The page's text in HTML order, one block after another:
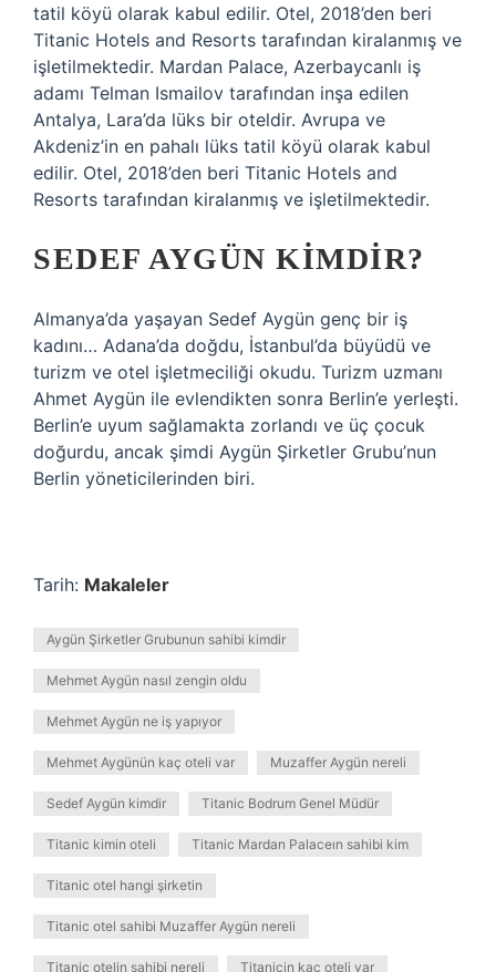
tatil köyü olarak kabul edilir. Otel, 2018’den beri
Titanic Hotels and Resorts tarafından kiralanmış ve
işletilmektedir. Mardan Palace, Azerbaycanlı iş
adamı Telman Ismailov tarafından inşa edilen
Antalya, Lara’da lüks bir oteldir. Avrupa ve
Akdeniz’in en pahalı lüks tatil köyü olarak kabul
edilir. Otel, 2018’den beri Titanic Hotels and
Resorts tarafından kiralanmış ve işletilmektedir.
SEDEF AYGÜN KIMDIR?
Almanya’da yaşayan Sedef Aygün genç bir iş
kadını… Adana’da doğdu, İstanbul’da büyüdü ve
turizm ve otel işletmeciliği okudu. Turizm uzmanı
Ahmet Aygün ile evlendikten sonra Berlin’e yerleşti.
Berlin’e uyum sağlamakta zorlandı ve üç çocuk
doğurdu, ancak şimdi Aygün Şirketler Grubu’nun
Berlin yöneticilerinden biri.
Tarih: Makaleler
Aygün Şirketler Grubunun sahibi kimdir
Mehmet Aygün nasıl zengin oldu
Mehmet Aygün ne iş yapıyor
Mehmet Aygünün kaç oteli var Muzaffer Aygün nereli
Sedef Aygün kimdir Titanic Bodrum Genel Müdür
Titanic kimin oteli Titanic Mardan Palaceın sahibi kim
Titanic otel hangi şirketin
Titanic otel sahibi Muzaffer Aygün nereli
Titanic otelin sahibi nereli Titanicin kaç oteli var